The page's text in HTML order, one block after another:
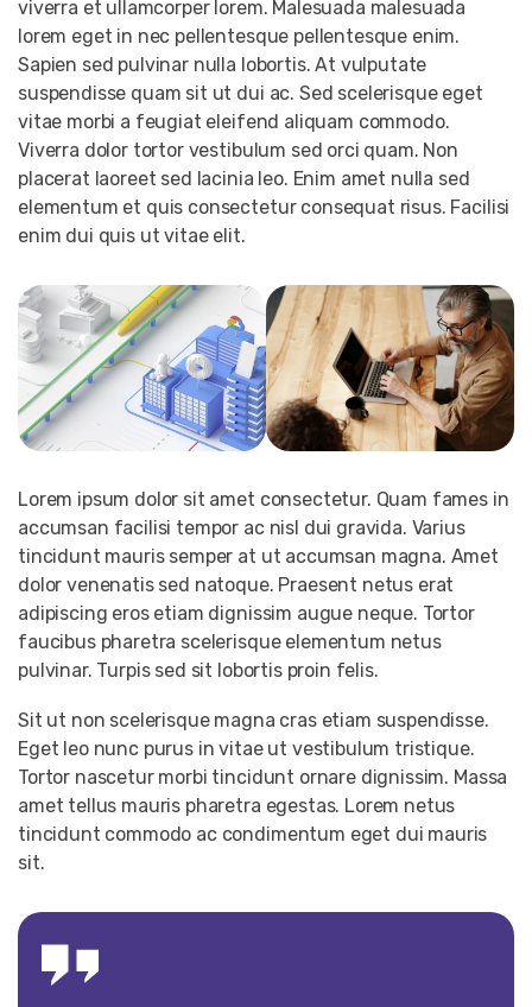
viverra et ullamcorper lorem. Malesuada malesuada
lorem eget in nec pellentesque pellentesque enim.
Sapien sed pulvinar nulla lobortis. At vulputate
suspendisse quam sit ut dui ac. Sed scelerisque eget
vitae morbi a feugiat eleifend aliquam commodo.
Viverra dolor tortor vestibulum sed orci quam. Non
placerat laoreet sed lacinia leo. Enim amet nulla sed
elementum et quis consectetur consequat risus. Facilisi
enim dui quis ut vitae elit.
Lorem ipsum dolor sit amet consectetur. Quam fames in
accumsan facilisi tempor ac nisl dui gravida. Varius
tincidunt mauris semper at ut accumsan magna. Amet
dolor venenatis sed natoque. Praesent netus erat
adipiscing eros etiam dignissim augue neque. Tortor
faucibus pharetra scelerisque elementum netus
pulvinar. Turpis sed sit lobortis proin felis.
Sit ut non scelerisque magna cras etiam suspendisse.
Eget leo nunc purus in vitae ut vestibulum tristique.
Tortor nascetur morbi tincidunt ornare dignissim. Massa
amet tellus mauris pharetra egestas. Lorem netus
tincidunt commodo ac condimentum eget dui mauris
sit.